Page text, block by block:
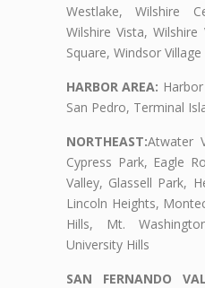
Westlake, Wilshire
Wilshire Vista,
Square, Windsor Village
HARBOR AREA:
San Pedro, Terminal
NORTHEAST:Atwater
Cypress Park, Eagle
Valley, Glassell Park,
Lincoln Heights,
Hills, Mt.
University Hills
SAN FERNANDO